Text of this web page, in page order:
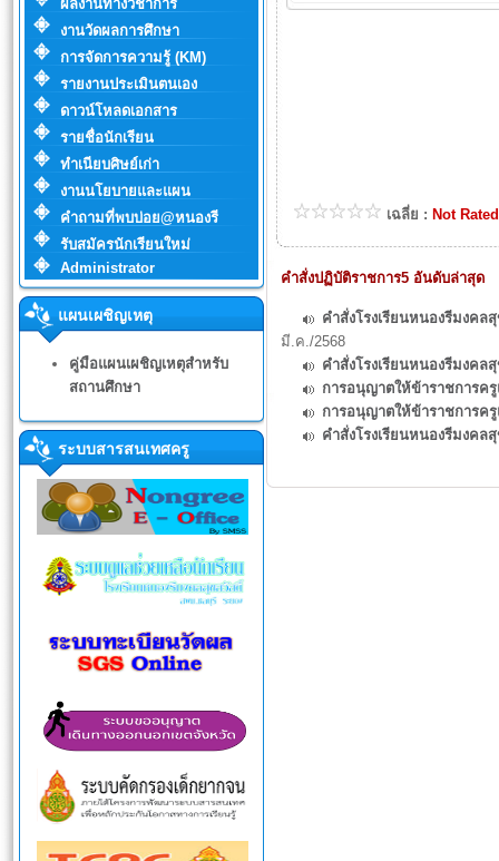
ผลงานทางวิชาการ
งานวัดผลการศึกษา
การจัดการความรู้ (KM)
รายงานประเมินตนเอง
ดาวน์โหลดเอกสาร
รายชื่อนักเรียน
ทำเนียบศิษย์เก่า
งานนโยบายและแผน
คำถามที่พบบ่อย@หนองรี
รับสมัครนักเรียนใหม่
Administrator
แผนเผชิญเหตุ
คู่มือแผนเผชิญเหตุสำหรับ
สถานศึกษา
ระบบสารสนเทศครู
เฉลี่ย : Not Rated
คำสั่งปฏิบัติราชการ5 อันดับล่าสุด
คำสั่งโรงเรียนหนองรีมงคล
มี.ค./2568
คำสั่งโรงเรียนหนองรีมงคล
การอนุญาตให้ข้าราชการค
การอนุญาตให้ข้าราชการค
คำสั่งโรงเรียนหนองรีมงค